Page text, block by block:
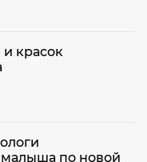
красок
малыша по новой